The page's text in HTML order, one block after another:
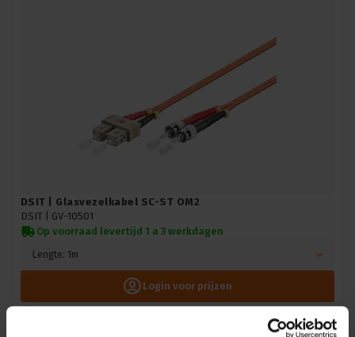
DSIT | Glasvezelkabel SC-ST OM2
DSIT | GV-10501
Op voorraad levertijd 1 a 3 werkdagen
Lengte: 1m
Login voor prijzen